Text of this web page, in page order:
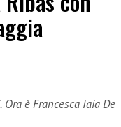
è Francesca Iaia De